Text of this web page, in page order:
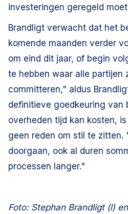
investeringen geregeld
Brandligt verwacht dat het
komende maanden verder
om eind dit jaar, of begin
te hebben waar alle partijen
committeren," aldus
definitieve goedkeuring van
overheden tijd kan kosten,
geen reden om stil te zitten.
doorgaan, ook al duren
processen langer."
Foto: Stephan Brandligt (l)